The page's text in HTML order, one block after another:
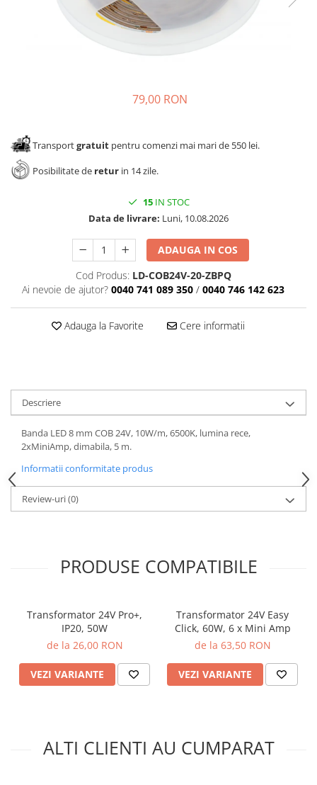
Solutii de curatat & adezivi
79,00 RON
Transportgratuit pentru comenzi mai mari de 550 lei.
Posibilitate de retur in 14 zile.
15IN STOC
Data de livrare: Luni, 10.08.2026
ADAUGA IN COS
Cod Produs: LD-COB24V-20-ZBPQ
Ai nevoie de ajutor? 0040 741 089 350 / 0040 746 142 623
Adauga la Favorite Cere informatii
Descriere
Banda LED 8 mm COB 24V, 10W/m, 6500K, lumina rece,
2xMiniAmp, dimabila, 5 m.
Informatii conformitate produs
Review-uri(0)
PRODUSE COMPATIBILE
Transformator 24V Pro+,
IP20, 50W
de la 26,00 RON
VEZI VARIANTE
Transformator 24V Easy
Click, 60W, 6 x Mini Amp
de la 63,50 RON
VEZI VARIANTE
ALTI CLIENTI AU CUMPARAT